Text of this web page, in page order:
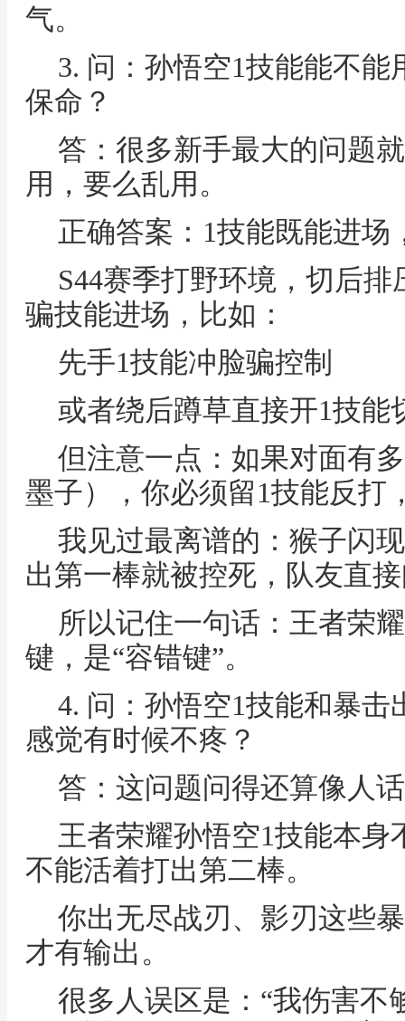
气。
3. 问：孙悟空1技能能不
保命？
答：很多新手最大的问题
用，要么乱用。
正确答案：1技能既能进
S44赛季打野环境，切后
骗技能进场，比如：
先手1技能冲脸骗控制
或者绕后蹲草直接开1技能
但注意一点：如果对面有
墨子），你必须留1技能反打
我见过最离谱的：猴子闪
出第一棒就被控死，队友直
所以记住一句话：王者荣
键，是“容错键”。
4. 问：孙悟空1技能和暴
感觉有时候不疼？
答：这问题问得还算像人
王者荣耀孙悟空1技能本
不能活着打出第二棒。
你出无尽战刃、影刃这些
才有输出。
很多人误区是：“我伤害不